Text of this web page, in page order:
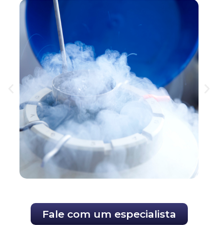
Fale com um especialista